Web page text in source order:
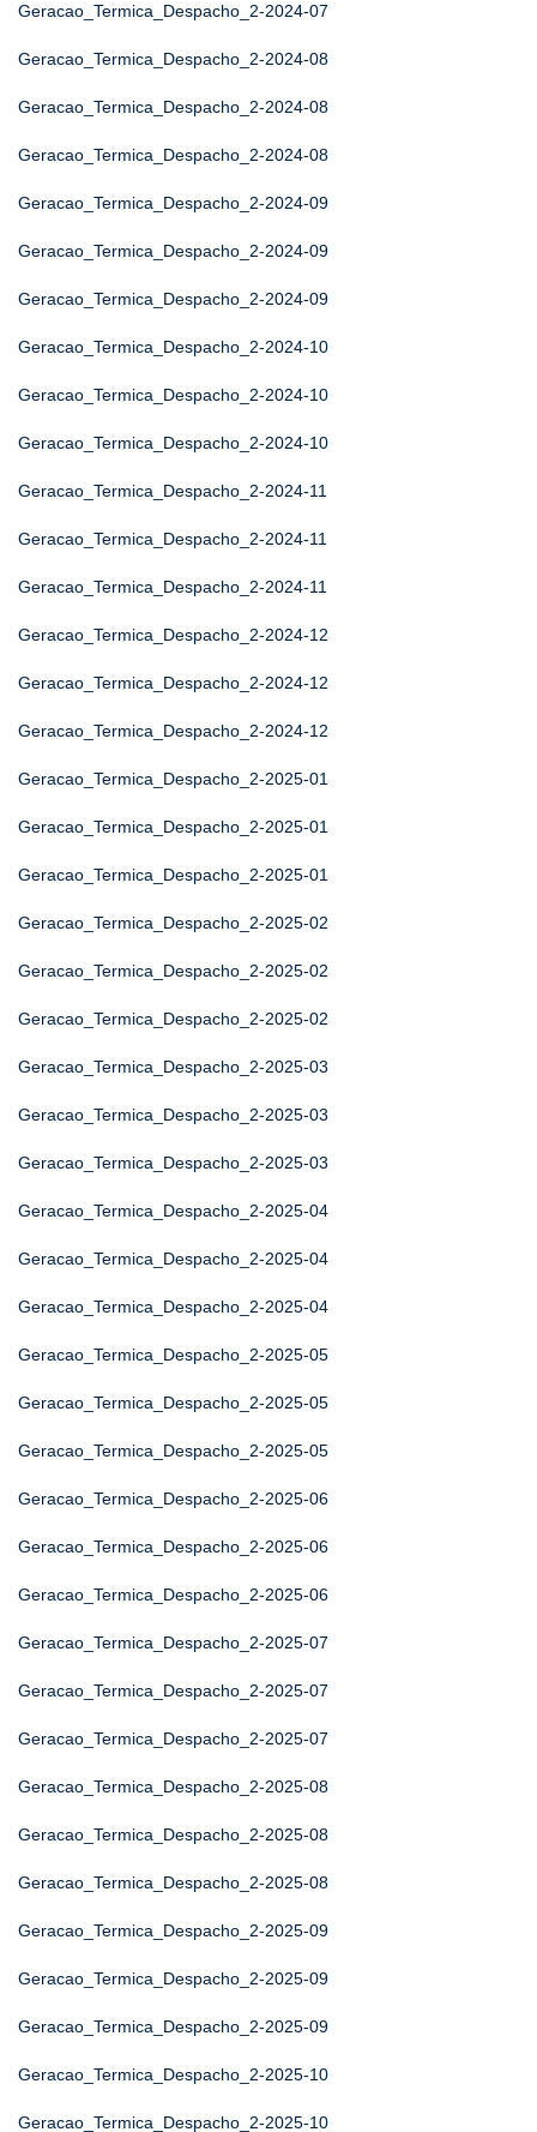
Geracao_Termica_Despacho_2-2024-07
Geracao_Termica_Despacho_2-2024-08
Geracao_Termica_Despacho_2-2024-08
Geracao_Termica_Despacho_2-2024-08
Geracao_Termica_Despacho_2-2024-09
Geracao_Termica_Despacho_2-2024-09
Geracao_Termica_Despacho_2-2024-09
Geracao_Termica_Despacho_2-2024-10
Geracao_Termica_Despacho_2-2024-10
Geracao_Termica_Despacho_2-2024-10
Geracao_Termica_Despacho_2-2024-11
Geracao_Termica_Despacho_2-2024-11
Geracao_Termica_Despacho_2-2024-11
Geracao_Termica_Despacho_2-2024-12
Geracao_Termica_Despacho_2-2024-12
Geracao_Termica_Despacho_2-2024-12
Geracao_Termica_Despacho_2-2025-01
Geracao_Termica_Despacho_2-2025-01
Geracao_Termica_Despacho_2-2025-01
Geracao_Termica_Despacho_2-2025-02
Geracao_Termica_Despacho_2-2025-02
Geracao_Termica_Despacho_2-2025-02
Geracao_Termica_Despacho_2-2025-03
Geracao_Termica_Despacho_2-2025-03
Geracao_Termica_Despacho_2-2025-03
Geracao_Termica_Despacho_2-2025-04
Geracao_Termica_Despacho_2-2025-04
Geracao_Termica_Despacho_2-2025-04
Geracao_Termica_Despacho_2-2025-05
Geracao_Termica_Despacho_2-2025-05
Geracao_Termica_Despacho_2-2025-05
Geracao_Termica_Despacho_2-2025-06
Geracao_Termica_Despacho_2-2025-06
Geracao_Termica_Despacho_2-2025-06
Geracao_Termica_Despacho_2-2025-07
Geracao_Termica_Despacho_2-2025-07
Geracao_Termica_Despacho_2-2025-07
Geracao_Termica_Despacho_2-2025-08
Geracao_Termica_Despacho_2-2025-08
Geracao_Termica_Despacho_2-2025-08
Geracao_Termica_Despacho_2-2025-09
Geracao_Termica_Despacho_2-2025-09
Geracao_Termica_Despacho_2-2025-09
Geracao_Termica_Despacho_2-2025-10
Geracao_Termica_Despacho_2-2025-10